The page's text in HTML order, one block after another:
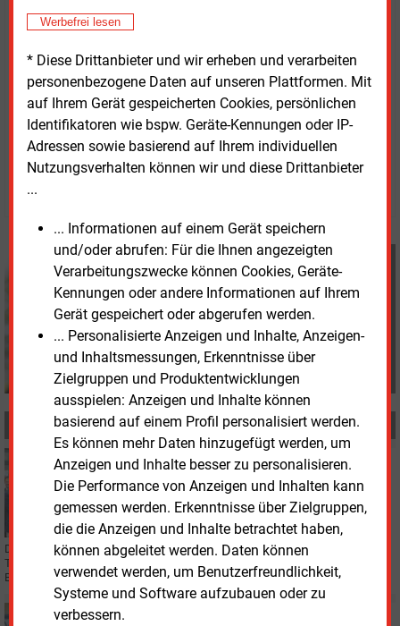
Werbefrei lesen
* Diese Drittanbieter und wir erheben und verarbeiten
personenbezogene Daten auf unseren Plattformen. Mit
auf Ihrem Gerät gespeicherten Cookies, persönlichen
Identifikatoren wie bspw. Geräte-Kennungen oder IP-
Adressen sowie basierend auf Ihrem individuellen
Nutzungsverhalten können wir und diese Drittanbieter
...
... Informationen auf einem Gerät speichern
und/oder abrufen: Für die Ihnen angezeigten
Verarbeitungszwecke können Cookies, Geräte-
Kennungen oder andere Informationen auf Ihrem
Gerät gespeichert oder abgerufen werden.
... Personalisierte Anzeigen und Inhalte, Anzeigen-
und Inhaltsmessungen, Erkenntnisse über
Zielgruppen und Produktentwicklungen
ausspielen: Anzeigen und Inhalte können
basierend auf einem Profil personalisiert werden.
Es können mehr Daten hinzugefügt werden, um
Anzeigen und Inhalte besser zu personalisieren.
Die Performance von Anzeigen und Inhalten kann
gemessen werden. Erkenntnisse über Zielgruppen,
die die Anzeigen und Inhalte betrachtet haben,
können abgeleitet werden. Daten können
verwendet werden, um Benutzerfreundlichkeit,
Systeme und Software aufzubauen oder zu
verbessern.
Stromverträgen sinke der Preis auf 35
private Wallbox ein öffentliches Laden zu ähnlichen
Kosten wie beim Haushaltsstrom ermöglichen.
Davina Spohn
Davina Spohn
+49 (0) 8152 9311 18
d.spohn@energie-und-
management.de
MEHR ZUM THEMA
Montag, 6.07.2026, 10:15
ELEKTROMOBILITÄT
Tübingen baut E-Bus-Ladenetz aus
Das Land Baden-Württemberg fördert den Ausbau der Ladeinfrastruktur für
Tübingens Elektrobusse mit rund 23 Millionen Euro. Bis Ende 2027 sollen 47
Busse elektrisch fahren.